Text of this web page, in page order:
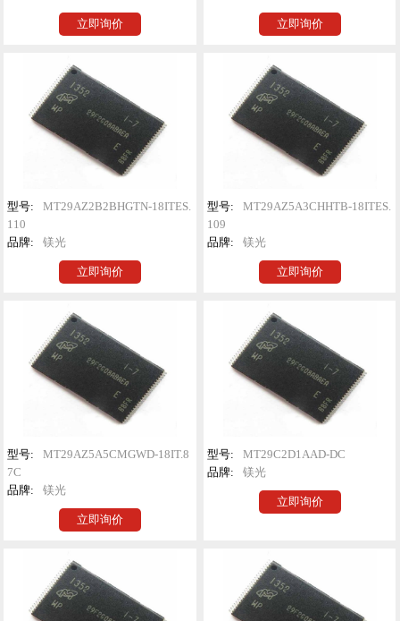
立即询价 立即询价
型号:
MT29AZ2B2BHGTN-18ITES.
110
品牌:
镁光
立即询价
型号:
MT29AZ5A3CHHTB-18ITES.
109
品牌:
镁光
立即询价
型号:
MT29AZ5A5CMGWD-18IT.8
7C
品牌:
镁光
立即询价
型号:
MT29C2D1AAD-DC
品牌:
镁光
立即询价